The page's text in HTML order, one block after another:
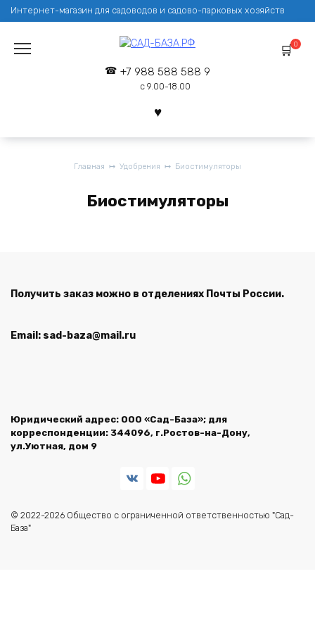
Перейти
к
Интернет-магазин для садоводов и садово-парковых хозяйств
+7 988 588 588 9
с 9.00-18.00
0
Главная Удобрения Биостимуляторы
Биостимуляторы
Получить заказ можно в отделениях Почты России.
Email: sad-baza@mail.ru
Юридический адрес: ООО «Сад-База»; для
корреспонденции: 344096, г.Ростов-на-Дону,
ул.Уютная, дом 9
© 2022-2026 Общество с ограниченной ответственностью "Сад-
База"